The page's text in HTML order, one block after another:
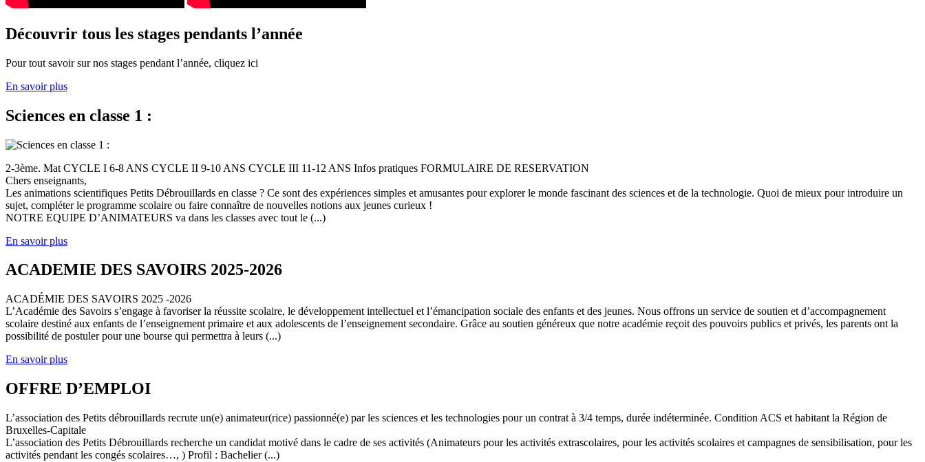
Découvrir tous les stages pendants l’année
Pour tout savoir sur nos stages pendant l’année, cliquez ici
En savoir plus
Sciences en classe 1 :
2-3ème. Mat CYCLE I 6-8 ANS CYCLE II 9-10 ANS CYCLE III 11-12 ANS Infos pratiques FORMULAIRE DE RESERVATION
Chers enseignants,
Les animations scientifiques Petits Débrouillards en classe ? Ce sont des expériences simples et amusantes pour explorer le monde fascinant des sciences et de la technologie. Quoi de mieux pour introduire un
sujet, compléter le programme scolaire ou faire connaître de nouvelles notions aux jeunes curieux !
NOTRE EQUIPE D’ANIMATEURS va dans les classes avec tout le (...)
En savoir plus
ACADEMIE DES SAVOIRS 2025-2026
ACADÉMIE DES SAVOIRS 2025 -2026
L’Académie des Savoirs s’engage à favoriser la réussite scolaire, le développement intellectuel et l’émancipation sociale des enfants et des jeunes. Nous offrons un service de soutien et d’accompagnement
scolaire destiné aux enfants de l’enseignement primaire et aux adolescents de l’enseignement secondaire. Grâce au soutien généreux que notre académie reçoit des pouvoirs publics et privés, les parents ont la
possibilité de postuler pour une bourse qui permettra à leurs (...)
En savoir plus
OFFRE D’EMPLOI
L’association des Petits débrouillards recrute un(e) animateur(rice) passionné(e) par les sciences et les technologies pour un contrat à 3/4 temps, durée indéterminée. Condition ACS et habitant la Région de
Bruxelles-Capitale
L’association des Petits Débrouillards recherche un candidat motivé dans le cadre de ses activités (Animateurs pour les activités extrascolaires, pour les activités scolaires et campagnes de sensibilisation, pour les
activités pendant les congés scolaires…, ) Profil : Bachelier (...)